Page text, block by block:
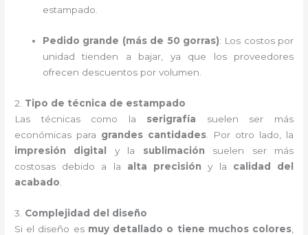
estampado.
Pedido grande (más de 50 gorras): Los costos por
unidad tienden a bajar, ya que los proveedores
ofrecen descuentos por volumen.
2. Tipo de técnica de estampado
Las técnicas como la serigrafía suelen ser más
económicas para grandes cantidades . Por otro lado, la
impresión digital
y la sublimación suelen ser más
costosas debido a la alta precisión y la calidad del
acabado
3. Complejidad del diseño
Si el diseño es muy detallado o tiene muchos colores,